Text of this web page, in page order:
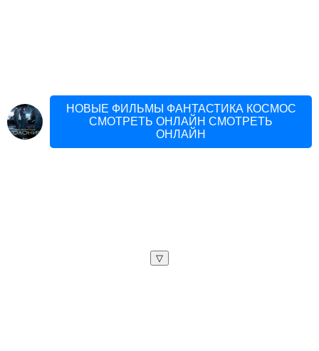
НОВЫЕ ФИЛЬМЫ ФАНТАСТИКА КОСМОС
СМОТРЕТЬ ОНЛАЙН СМОТРЕТЬ
ОНЛАЙН
▽